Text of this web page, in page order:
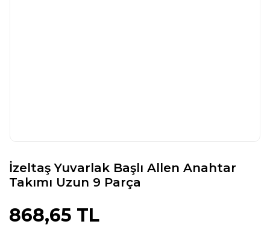
İzeltaş Yuvarlak Başlı Allen Anahtar
Takımı Uzun 9 Parça
868,65 TL